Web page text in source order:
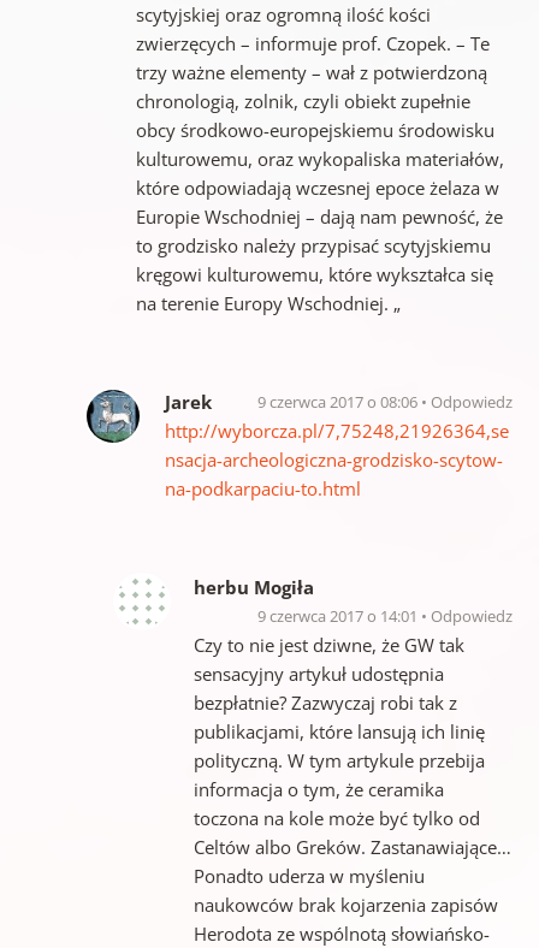
scytyjskiej oraz ogromną ilość kości
zwierzęcych – informuje prof. Czopek. – Te
trzy ważne elementy – wał z potwierdzoną
chronologią, zolnik, czyli obiekt zupełnie
obcy środkowo-europejskiemu środowisku
kulturowemu, oraz wykopaliska materiałów,
które odpowiadają wczesnej epoce żelaza w
Europie Wschodniej – dają nam pewność, że
to grodzisko należy przypisać scytyjskiemu
kręgowi kulturowemu, które wykształca się
na terenie Europy Wschodniej. „
Jarek 9 czerwca 2017 o 08:06 Odpowiedz
http://wyborcza.pl/7,75248,21926364,se
nsacja-archeologiczna-grodzisko-scytow-
na-podkarpaciu-to.html
herbu Mogiła
9 czerwca 2017 o 14:01 Odpowiedz
Czy to nie jest dziwne, że GW tak
sensacyjny artykuł udostępnia
bezpłatnie? Zazwyczaj robi tak z
publikacjami, które lansują ich linię
polityczną. W tym artykule przebija
informacja o tym, że ceramika
toczona na kole może być tylko od
Celtów albo Greków. Zastanawiające…
Ponadto uderza w myśleniu
naukowców brak kojarzenia zapisów
Herodota ze wspólnotą słowiańsko-